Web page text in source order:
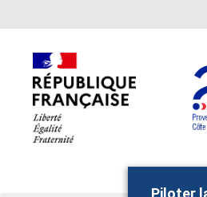
principal,
Piloter